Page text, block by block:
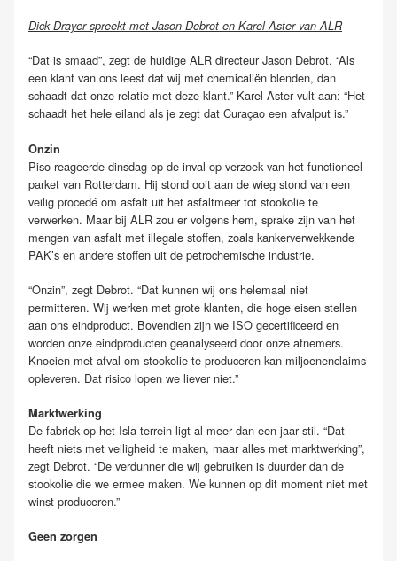
Dick Drayer spreekt met Jason Debrot en Karel Aster van ALR
“Dat is smaad”, zegt de huidige ALR directeur Jason Debrot. “Als
een klant van ons leest dat wij met chemicaliën blenden, dan
schaadt dat onze relatie met deze klant.” Karel Aster vult aan: “Het
schaadt het hele eiland als je zegt dat Curaçao een afvalput is.”
Onzin
Piso reageerde dinsdag op de inval op verzoek van het functioneel
parket van Rotterdam. Hij stond ooit aan de wieg stond van een
veilig procedé om asfalt uit het asfaltmeer tot stookolie te
verwerken. Maar bij ALR zou er volgens hem, sprake zijn van het
mengen van asfalt met illegale stoffen, zoals kankerverwekkende
PAK’s en andere stoffen uit de petrochemische industrie.
“Onzin”, zegt Debrot. “Dat kunnen wij ons helemaal niet
permitteren. Wij werken met grote klanten, die hoge eisen stellen
aan ons eindproduct. Bovendien zijn we ISO gecertificeerd en
worden onze eindproducten geanalyseerd door onze afnemers.
Knoeien met afval om stookolie te produceren kan miljoenenclaims
opleveren. Dat risico lopen we liever niet.”
Marktwerking
De fabriek op het Isla-terrein ligt al meer dan een jaar stil. “Dat
heeft niets met veiligheid te maken, maar alles met marktwerking”,
zegt Debrot. “De verdunner die wij gebruiken is duurder dan de
stookolie die we ermee maken. We kunnen op dit moment niet met
winst produceren.”
Geen zorgen